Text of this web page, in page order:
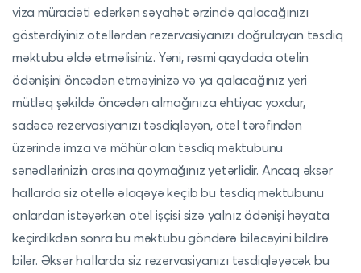
viza müraciəti edərkən səyahət ərzində qalacağınızı
göstərdiyiniz otellərdən rezervasiyanızı doğrulayan təsdiq
məktubu əldə etməlisiniz. Yəni, rəsmi qaydada otelin
ödənişini öncədən etməyinizə və ya qalacağınız yeri
mütləq şəkildə öncədən almağınıza ehtiyac yoxdur,
sadəcə rezervasiyanızı təsdiqləyən, otel tərəfindən
üzərində imza və möhür olan təsdiq məktubunu
sənədlərinizin arasına qoymağınız yetərlidir. Ancaq əksər
hallarda siz otellə əlaqəyə keçib bu təsdiq məktubunu
onlardan istəyərkən otel işçisi sizə yalnız ödənişi həyata
keçirdikdən sonra bu məktubu göndərə biləcəyini bildirə
bilər. Əksər hallarda siz rezervasiyanızı təsdiqləyəcək bu